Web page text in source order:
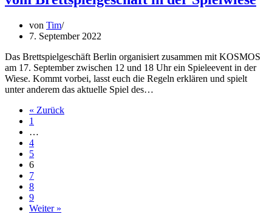
von Tim
7. September 2022
Das Brettspielgeschäft Berlin organisiert zusammen mit KOSMOS
am 17. September zwischen 12 und 18 Uhr ein Spieleevent in der
Wiese. Kommt vorbei, lasst euch die Regeln erklären und spielt
unter anderem das aktuelle Spiel des…
« Zurück
1
…
4
5
6
7
8
9
Weiter »